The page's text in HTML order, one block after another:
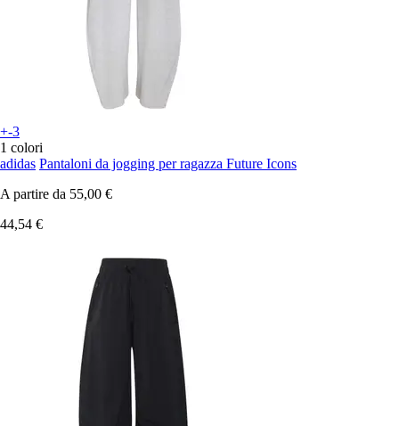
+-3
1 colori
adidas Pantaloni da jogging per ragazza Future Icons
A partire da 55,00 €
44,54 €